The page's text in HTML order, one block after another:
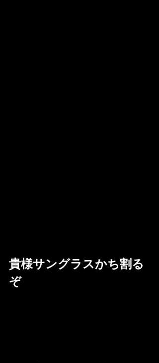
貴様サングラスかち割る
ぞ